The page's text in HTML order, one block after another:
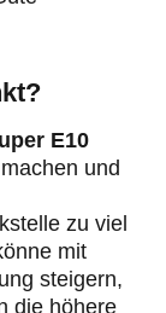
E10
und
zu viel
mit
steigern,
die höhere